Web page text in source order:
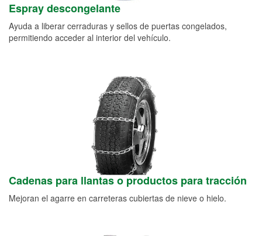
Espray descongelante
Ayuda a liberar cerraduras y sellos de puertas congelados,
permitiendo acceder al interior del vehículo.
Cadenas para llantas o productos para tracción
Mejoran el agarre en carreteras cubiertas de nieve o hielo.